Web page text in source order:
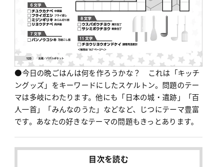
●今日の晩ごはんは何を作ろうかな？ これは「キッチ
ングッズ」をキーワードにしたスケルトン。問題のテー
マは多岐にわたります。他にも「日本の城・遺跡」「百
人一首」「みんなのうた」などなど、じつにテーマ豊富
です。あなたの好きなテーマの問題もきっとあります。
目次を読む